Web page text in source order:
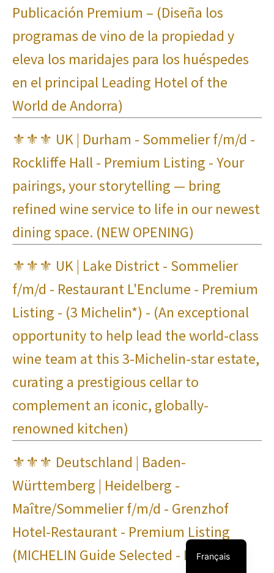
Publicación Premium – (Diseña los
programas de vino de la propiedad y
eleva los maridajes para los huéspedes
en el principal Leading Hotel of the
World de Andorra)
⚜⚜⚜ UK | Durham - Sommelier f/m/d -
Rockliffe Hall - Premium Listing - Your
pairings, your storytelling — bring
refined wine service to life in our newest
dining space. (NEW OPENING)
⚜⚜⚜ UK | Lake District - Sommelier
f/m/d - Restaurant L'Enclume - Premium
Listing - (3 Michelin*) - (An exceptional
opportunity to help lead the world-class
wine team at this 3-Michelin-star estate,
curating a prestigious cellar to
complement an iconic, globally-
renowned kitchen)
⚜⚜⚜ Deutschland | Baden-
Württemberg | Heidelberg -
Maître/Sommelier f/m/d - Grenzhof
Hotel-Restaurant - Premium Listing
(MICHELIN Guide Selected - FürFrançais
English
Deutsch